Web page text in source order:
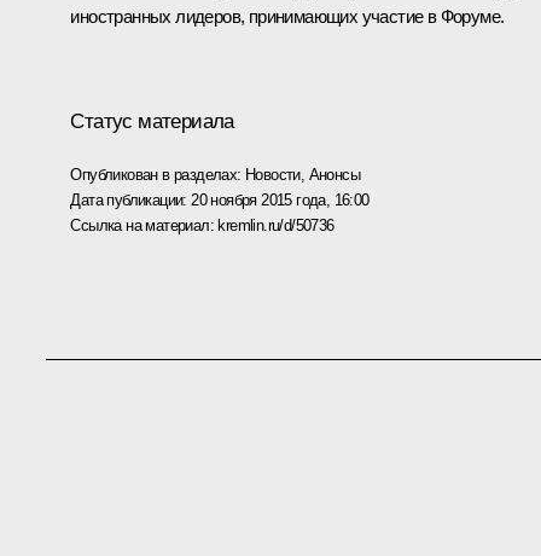
иностранных лидеров, принимающих участие в Форуме.
Статус материала
Опубликован в разделах: Новости, Анонсы
Дата публикации: 20 ноября 2015 года, 16:00
Ссылка на материал: kremlin.ru/d/50736